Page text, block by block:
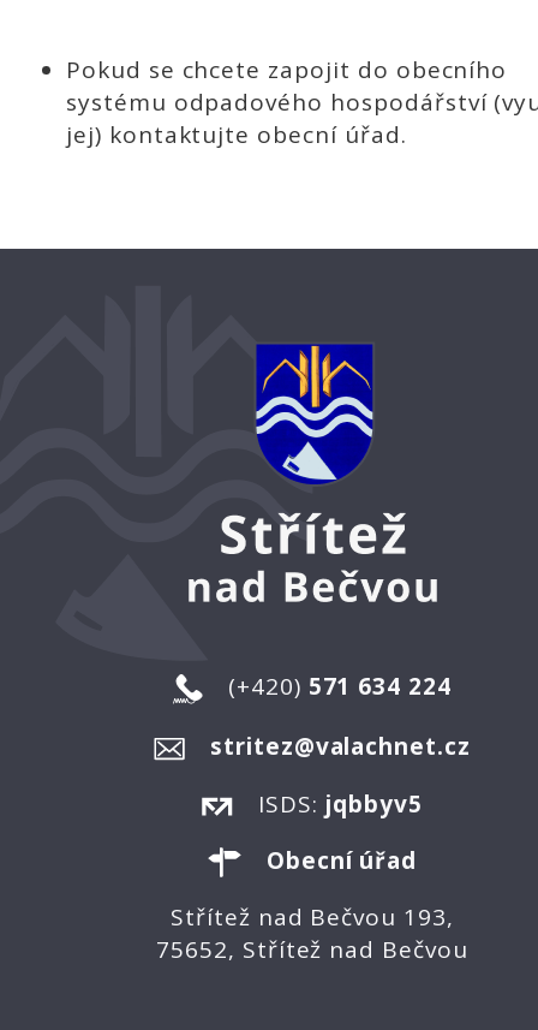
Pokud se chcete zapojit do obecního
systému odpadového hospodářství
jej) kontaktujte obecní úřad.
(+420) 571 634 224
stritez@valachnet.cz
ISDS: jqbbyv5
Obecní úřad
Střítež nad Bečvou 193,
75652, Střítež nad Bečvou